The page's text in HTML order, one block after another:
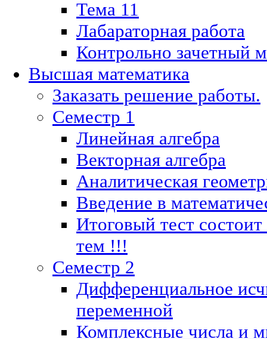
Тема 11
Лабараторная работа
Контрольно зачетный
Высшая математика
Заказать решение работы.
Семестр 1
Линейная алгебра
Векторная алгебра
Аналитическая
Введение в
Итоговый тест
тем !!!
Семестр 2
Дифференциальное
переменной
Комплексные числа и